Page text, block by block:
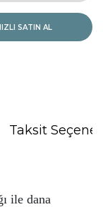
SATIN AL
Taksit
ile dana